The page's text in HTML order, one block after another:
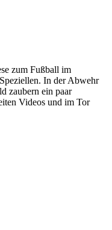
zum Fußball im
In der Abwehr
zaubern ein paar
Videos und im Tor